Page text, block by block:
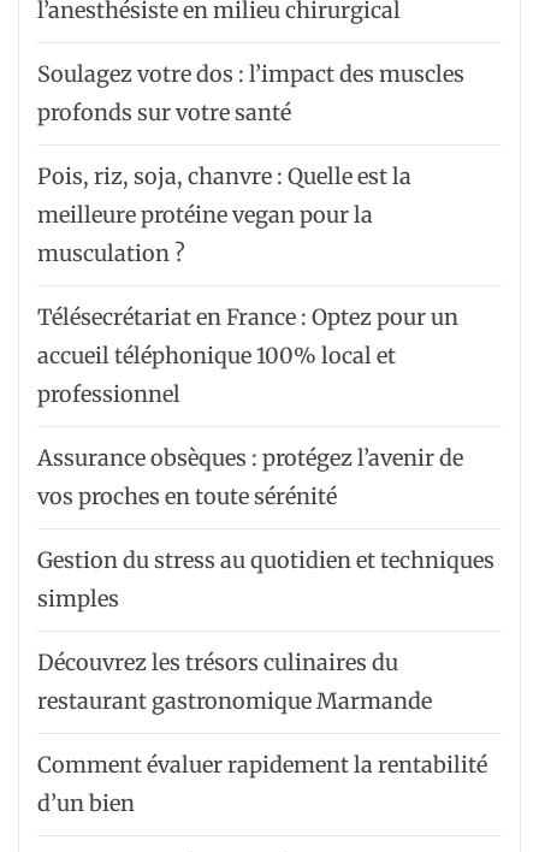
l’anesthésiste en milieu chirurgical
Soulagez votre dos : l’impact des muscles
profonds sur votre santé
Pois, riz, soja, chanvre : Quelle est la
meilleure protéine vegan pour la
musculation ?
Télésecrétariat en France : Optez pour un
accueil téléphonique 100% local et
professionnel
Assurance obsèques : protégez l’avenir de
vos proches en toute sérénité
Gestion du stress au quotidien et techniques
simples
Découvrez les trésors culinaires du
restaurant gastronomique Marmande
Comment évaluer rapidement la rentabilité
d’un bien